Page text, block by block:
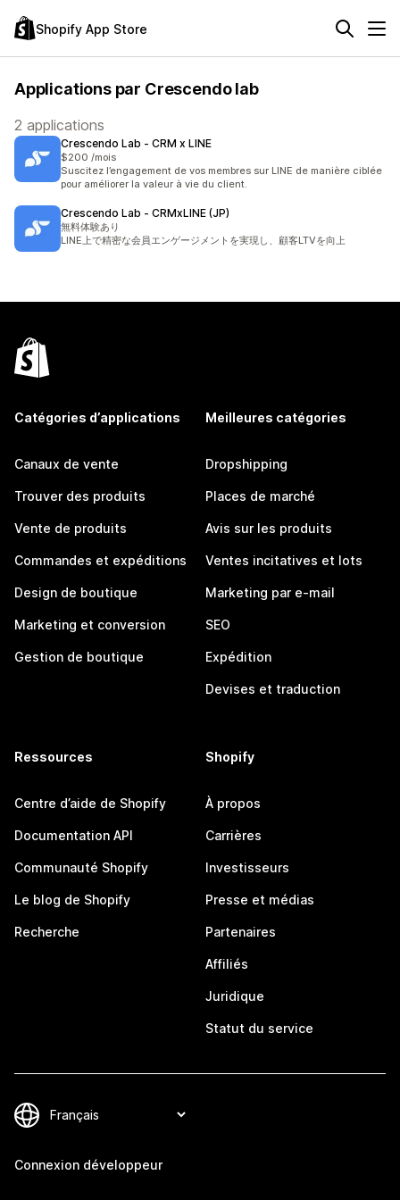
Shopify App Store
Applications par Crescendo lab
2 applications
Crescendo Lab ‑ CRM x LINE
$200 /mois
Suscitez l’engagement de vos membres sur LINE de manière ciblée
pour améliorer la valeur à vie du client.
Crescendo Lab ‑ CRMxLINE (JP)
無料体験あり
LINE上で精密な会員エンゲージメントを実現し、顧客LTVを向上
Catégories d’applications
Canaux de vente
Trouver des produits
Vente de produits
Commandes et expéditions
Design de boutique
Marketing et conversion
Gestion de boutique
Meilleures catégories
Dropshipping
Places de marché
Avis sur les produits
Ventes incitatives et lots
Marketing par e-mail
SEO
Expédition
Devises et traduction
Ressources
Centre d’aide de Shopify
Documentation API
Communauté Shopify
Le blog de Shopify
Recherche
Shopify
À propos
Carrières
Investisseurs
Presse et médias
Partenaires
Affiliés
Juridique
Statut du service
Connexion développeur